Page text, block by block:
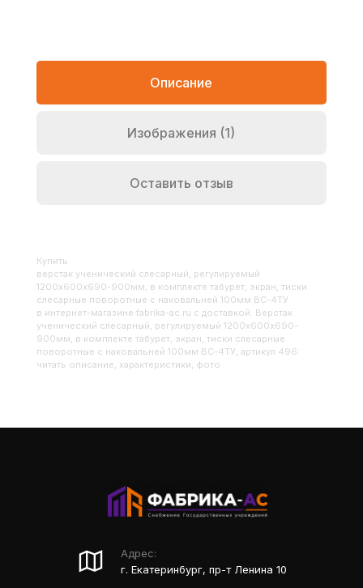
Описание
Изображения (1)
Оставить отзыв
Купить
Верстак ученический слесарный, регулируемый
1200х600х690-900мм, в комплекте табурет, экран, тиски
слесарные поворотные с наковальней 100мм ВС-4ТУ
в интернет-магазине fabrika-ac.ru с доставкой. Верстак
ученический слесарный, регулируемый 1200х600х690-
900мм, в комплекте табурет, экран, тиски слесарные
поворотные с наковальней 100мм ВС-4ТУ, артикул 496:
читать описание, характеристики, фото
Адрес:
г. Екатеринбург, пр-т Ленина 10